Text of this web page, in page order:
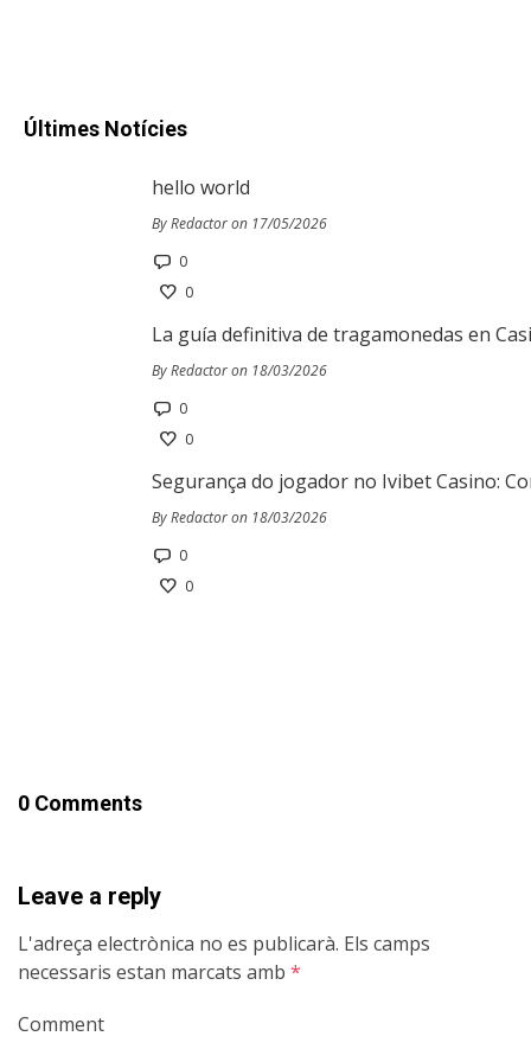
Últimes Notícies
hello world
By Redactor on 17/05/2026
0
0
La guía definitiva de tragamonedas en
By Redactor on 18/03/2026
0
0
Segurança do jogador no Ivibet Casino:
By Redactor on 18/03/2026
0
0
0 Comments
Leave a reply
L'adreça electrònica no es publicarà. Els camps
necessaris estan marcats amb *
Comment